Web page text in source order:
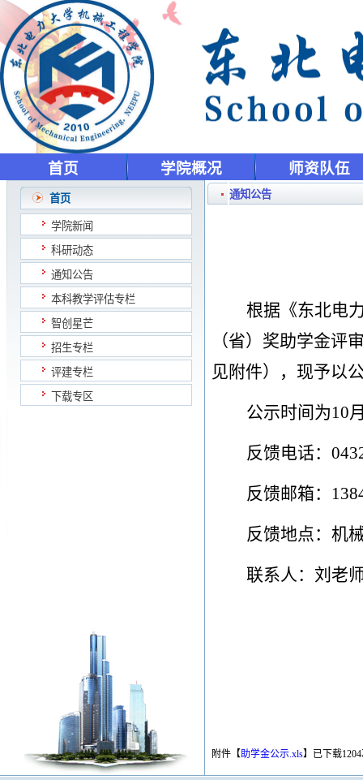
首页 学院概况 师资队伍
首页
学院新闻
科研动态
通知公告
本科教学评估专栏
智创星芒
招生专栏
评建专栏
下载专区
通知公告
根据《东北电
（省）奖助学金评
见附件）
， 现予以
公示时间为10
反馈电话：
反馈邮箱：
反馈地点：机
联系人： 刘 老
附件【助学金公示.xls】 已下载1204